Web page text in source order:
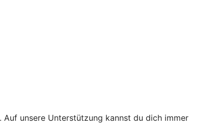
unsere Unterstützung kannst du dich immer